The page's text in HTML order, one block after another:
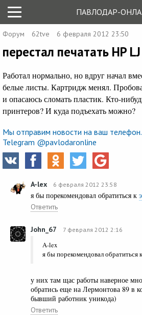
ПАВЛОДАР-
Форум 62tve 6 февраля 2012 23:50
перестал печатать HP
Работал нормально, но вдруг начал
белые листы. Картридж менял.
и опасаюсь сломать пластик. Кто-
принтеров? И куда подъехать можно?
Мы отправим новости на ваш
Telegram @pavlodaronline
A-lex 6 февраля 2012 23:58
я бы порекомендовал обратиться к
Ответить
John_67 7 февраля 2012 2:16
A-lex
я бы порекомендовал обратиться
у них там щас работы наверное
обратись еще на Лермонтова 89 в
бывший работник уникода)
Ответить